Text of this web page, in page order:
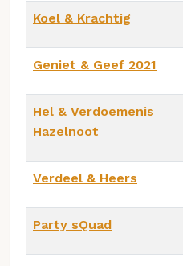
Koel & Krachtig
Geniet & Geef 2021
Hel & Verdoemenis
Hazelnoot
Verdeel & Heers
Party sQuad